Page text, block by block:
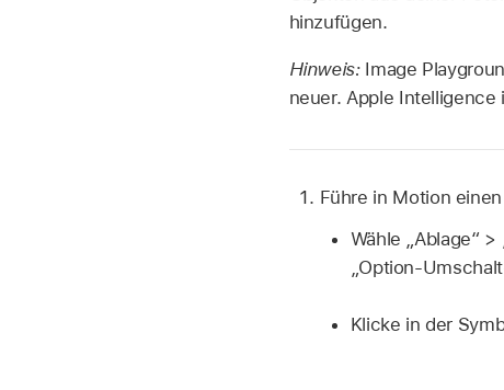
hinzufügen.
Hinweis: Image
neuer. Apple
Führe in Motion
Wähle „Ablage“
„Option-
Klicke in der